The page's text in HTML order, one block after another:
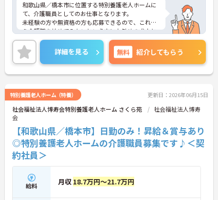
和歌山県／橋本市に位置する特別養護老人ホームに
て、介護職員としてのお仕事となります。
未経験の方や無資格の方も応募できるので、これか
ら介護職を始めてみたいという方にお勧めの求人と
なっております◎施設内には保育園もあるので、お
子様がいらっしゃる方も安心してお仕事できます！
ご興味ある方は面接ポイントをお伝えしますので、
お気軽にお問い合わせください♪
詳細を見る 無料 紹介してもらう
特別養護老人ホーム（特養） 更新日：2026年06月15日
社会福祉法人博寿会特別養護老人ホーム さくら苑
社会福祉法人博寿
会
【和歌山県／橋本市】日勤のみ！昇給＆賞与あり
◎特別養護老人ホームの介護職員募集です♪＜契
約社員＞
給料 月収 18.7万円～21.7万円